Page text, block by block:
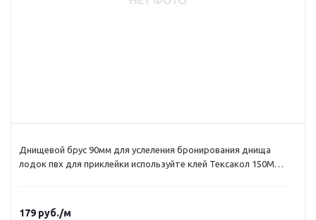
Днищевой брус 90мм для услеления бронирования днища
лодок пвх для приклейки используйте клей Тексакол 150М
подобрать защитную ленту
179 руб./м